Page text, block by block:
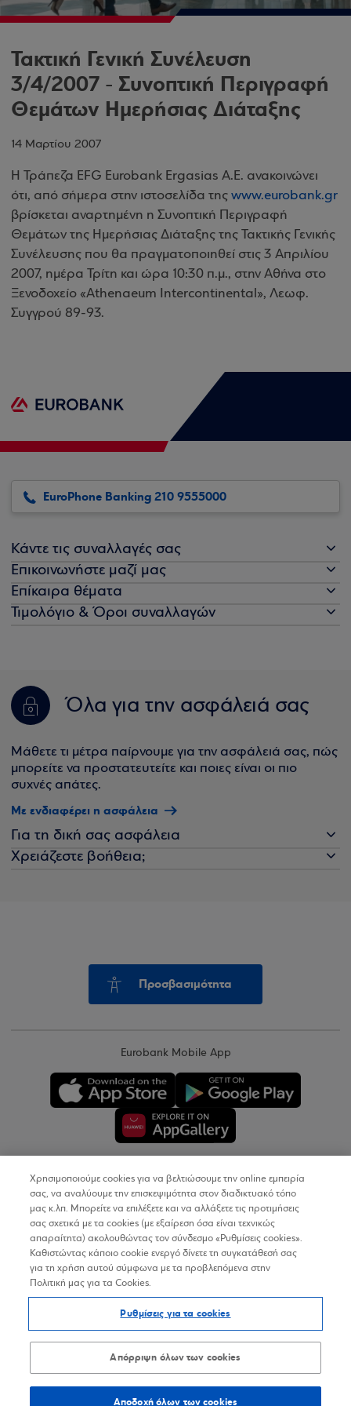
Τακτική Γενική Συνέλευση
3/4/2007 - Συνοπτική Περιγραφή
Θεμάτων Ημερήσιας Διάταξης
14 Μαρτίου 2007
Η Τράπεζα EFG Eurobank Ergasias Α.Ε. ανακοινώνει
ότι, από σήμερα στην ιστοσελίδα της www.eurobank.gr
βρίσκεται αναρτημένη η Συνοπτική Περιγραφή
Θεμάτων της Ημερήσιας Διάταξης της Τακτικής Γενικής
Συνέλευσης που θα πραγματοποιηθεί στις 3 Απριλίου
2007, ημέρα Τρίτη και ώρα 10:30 π.μ., στην Αθήνα στο
Ξενοδοχείο «Athenaeum Intercontinental», Λεωφ.
Συγγρού 89-93.
EuroPhone Banking 210 9555000
Κάντε τις συναλλαγές σας
Επικοινωνήστε μαζί μας
Επίκαιρα θέματα
Τιμολόγιο & Όροι συναλλαγών
Όλα για την ασφάλειά σας
Μάθετε τι μέτρα παίρνουμε για την ασφάλειά σας, πώς
μπορείτε να προστατευτείτε και ποιες είναι οι πιο
συχνές απάτες.
Με ενδιαφέρει η ασφάλεια
Για τη δική σας ασφάλεια
Χρειάζεστε βοήθεια;
Προσβασιμότητα
Eurobank Mobile App
Copyright © 2026
Όροι Χρήσης
Προσωπικά Δεδομένα στον Διαδικτυακό Τόπο
Δήλωση Προσβασιμότητας
Sitemap
Χρησιμοποιούμε cookies για να βελτιώσουμε την online εμπειρία
σας, να αναλύουμε την επισκεψιμότητα στον διαδικτυακό τόπο
μας κ.λπ. Μπορείτε να επιλέξετε και να αλλάξετε τις προτιμήσεις
σας σχετικά με τα cookies (με εξαίρεση όσα είναι τεχνικώς
απαραίτητα) ακολουθώντας τον σύνδεσμο «Ρυθμίσεις cookies».
Καθιστώντας κάποιο cookie ενεργό δίνετε τη συγκατάθεσή σας
για τη χρήση αυτού σύμφωνα με τα προβλεπόμενα στην
Πολιτική μας για τα Cookies.
Ρυθμίσεις για τα cookies
Απόρριψη όλων των cookies
Αποδοχή όλων των cookies